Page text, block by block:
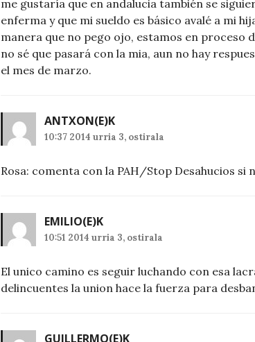
me gustaría que en andalucia también se
enferma y que mi sueldo es básico avalé a mi
manera que no pego ojo, estamos en proceso
no sé que pasará con la mia, aun no hay
el mes de marzo.
ANTXON(E)K
10:37 2014 urria 3, ostirala
Rosa: comenta con la PAH/Stop Desahucios si
EMILIO(E)K
10:51 2014 urria 3, ostirala
El unico camino es seguir luchando con esa
delincuentes la union hace la fuerza para
GUILLERMO(E)K